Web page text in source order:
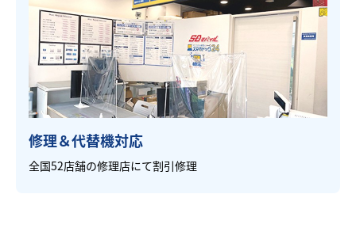
修理＆代替機対応
全国52店舗の修理店にて割引修理